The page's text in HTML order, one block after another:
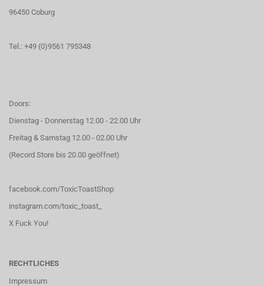
96450 Coburg
Tel.: +49 (0)9561 795348
Doors:
Dienstag - Donnerstag 12.00 - 22.00 Uhr
Freitag & Samstag 12.00 - 02.00 Uhr
(Record Store bis 20.00 geöffnet)
facebook.com/ToxicToastShop
instagram.com/toxic_toast_
X Fuck You!
RECHTLICHES
Impressum